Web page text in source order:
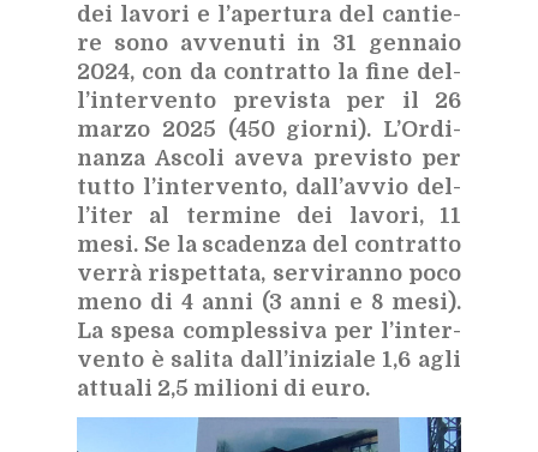
dei la­vo­ri e l’a­per­tu­ra del can­tie­
re sono av­ve­nu­ti in 31 gen­na­io
2024, con da con­trat­to la fine del­
l’in­ter­ven­to pre­vi­sta per il 26
mar­zo 2025 (450 gior­ni). L’Or­di­
nan­za Asco­li ave­va pre­vi­sto per
tut­to l’in­ter­ven­to, dal­l’av­vio del­
l’i­ter al ter­mi­ne dei la­vo­ri, 11
mesi. Se la sca­den­za del con­trat­to
ver­rà ri­spet­ta­ta, ser­vi­ran­no poco
meno di 4 anni (3 anni e 8 mesi).
La spe­sa com­ples­si­va per l’in­ter­
ven­to è sa­li­ta dal­l’i­ni­zia­le 1,6 agli
at­tua­li 2,5 mi­lio­ni di euro.